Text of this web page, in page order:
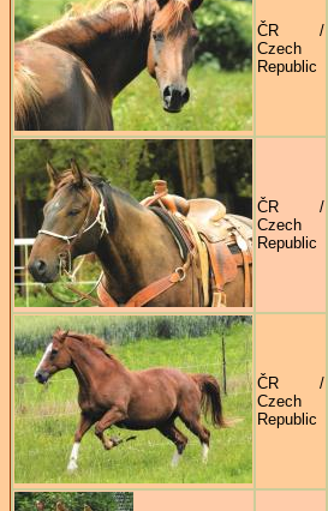
ČR /
Czech
Republic
ČR /
Czech
Republic
ČR /
Czech
Republic